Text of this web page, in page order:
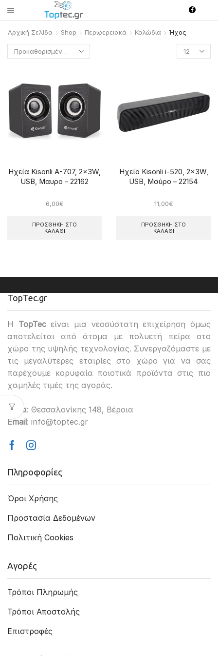
Αρχική Σελίδα Shop Περιφερειακά Καλώδια
Ήχος
Products
per
Ηχεία Kisonli A-707, 2x3W,
USB, Μαυρο – 22162
6,00€
ΠΡΟΣΘΉΚΗ ΣΤΟ
ΚΑΛΆΘΙ
Ηχείο Kisonli i-520, 2x3W,
USB, Μαύρο – 22154
11,00€
ΠΡΟΣΘΉΚΗ ΣΤΟ
ΚΑΛΆΘΙ
TopTec.gr
H TopTecείναι μια νεοσύστατη επιχείρηση όμως
αποτελείται από άτομα με πολυετή πείρα στο
χώρο της υψηλής τεχνολογίας. Συνεργαζόμαστε με
τις μεγαλύτερες εταιρίες στο χώρο για να σας
παρέχουμε κορυφαία ποιοτικά προϊόντα στις πιο
χαμηλές τιμές της αγοράς.
Εδρα: Θεσσαλονίκης 148, Βέροια
Email: info@toptec.gr
FacebookInstagram
Πληροφορίες
Όροι Χρήσης
Προστασία Δεδομένων
Πολιτική Cookies
Αγορές
Τρόποι Πληρωμής
Τρόποι Αποστολής
Επιστροφές